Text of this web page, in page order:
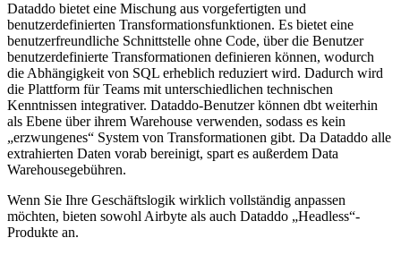
Dataddo bietet eine Mischung aus vorgefertigten und
benutzerdefinierten Transformationsfunktionen. Es bietet eine
benutzerfreundliche Schnittstelle ohne Code, über die Benutzer
benutzerdefinierte Transformationen definieren können, wodurch
die Abhängigkeit von SQL erheblich reduziert wird. Dadurch wird
die Plattform für Teams mit unterschiedlichen technischen
Kenntnissen integrativer. Dataddo-Benutzer können dbt weiterhin
als Ebene über ihrem Warehouse verwenden, sodass es kein
„erzwungenes“ System von Transformationen gibt. Da Dataddo alle
extrahierten Daten vorab bereinigt, spart es außerdem Data
Warehousegebühren.
Wenn Sie Ihre Geschäftslogik wirklich vollständig anpassen
möchten, bieten sowohl Airbyte als auch Dataddo „Headless“-
Produkte an.